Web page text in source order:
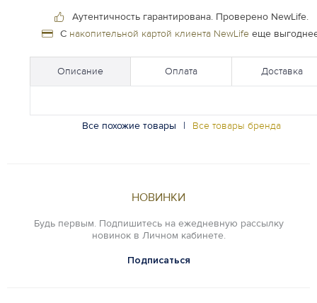
Аутентичность гарантирована. Проверено NewLife.
С накопительной картой клиента NewLifeеще
Описание Оплата Доставка
Все похожие товары | Все товары бренда
НОВИНКИ
Будь первым. Подпишитесь на ежедневную рассылку
новинок в Личном кабинете.
Подписаться